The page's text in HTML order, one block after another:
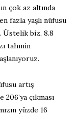
çok az altında
fazla yaşlı nüfusu
Üstelik biz, 8.8
tahmin
artış
çıkması
yüzde 16